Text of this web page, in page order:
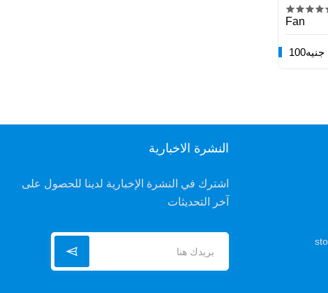
Fan
100جنيه
النشرة الاخبارية
اشترك في النشرة الإخبارية لدينا للحصول على
آخر التحديثات